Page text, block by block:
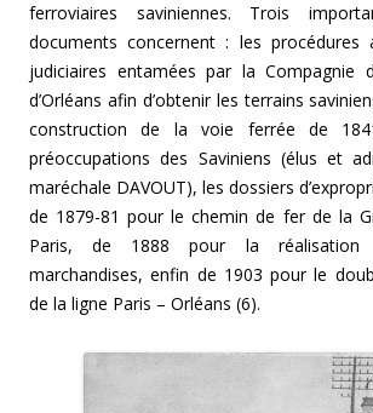
ferroviaires saviniennes. Trois
documents concernent : les procédures
judiciaires entamées par la Compagnie
d’Orléans afin d’obtenir les terrains
construction de la voie ferrée de
préoccupations des Saviniens (élus et
maréchale DAVOUT), les dossiers
de 1879-81 pour le chemin de fer de la
Paris, de 1888 pour la réalisation
marchandises, enfin de 1903 pour le
de la ligne Paris – Orléans (6).